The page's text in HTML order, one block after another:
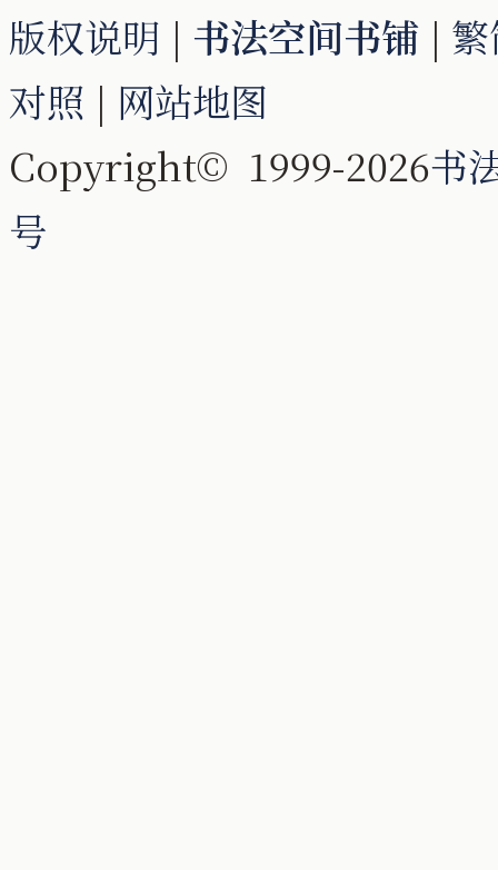
版权说明 | 书法空间书铺 |
对照 | 网站地图
Copyright© 1999-2026书
号